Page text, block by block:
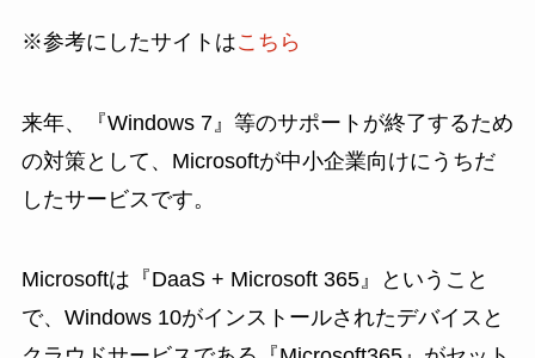
※参考にしたサイトはこちら
来年、『Windows 7』等のサポートが終了するため
の対策として、Microsoftが中小企業向けにうちだ
したサービスです。
Microsoftは『DaaS + Microsoft 365』ということ
で、Windows 10がインストールされたデバイスと